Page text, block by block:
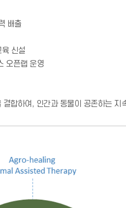
배출
신설
오픈랩 운영
합하여, 인간과 동물이 공존하는 지